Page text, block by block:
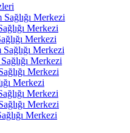
Merkezi
Merkezi
Merkezi
Merkezi
Merkezi
Merkezi
Merkezi
Merkezi
Merkezi
Merkezi